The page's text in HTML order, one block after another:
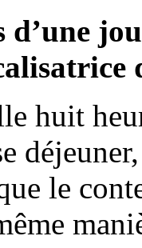
d’une
huit
le